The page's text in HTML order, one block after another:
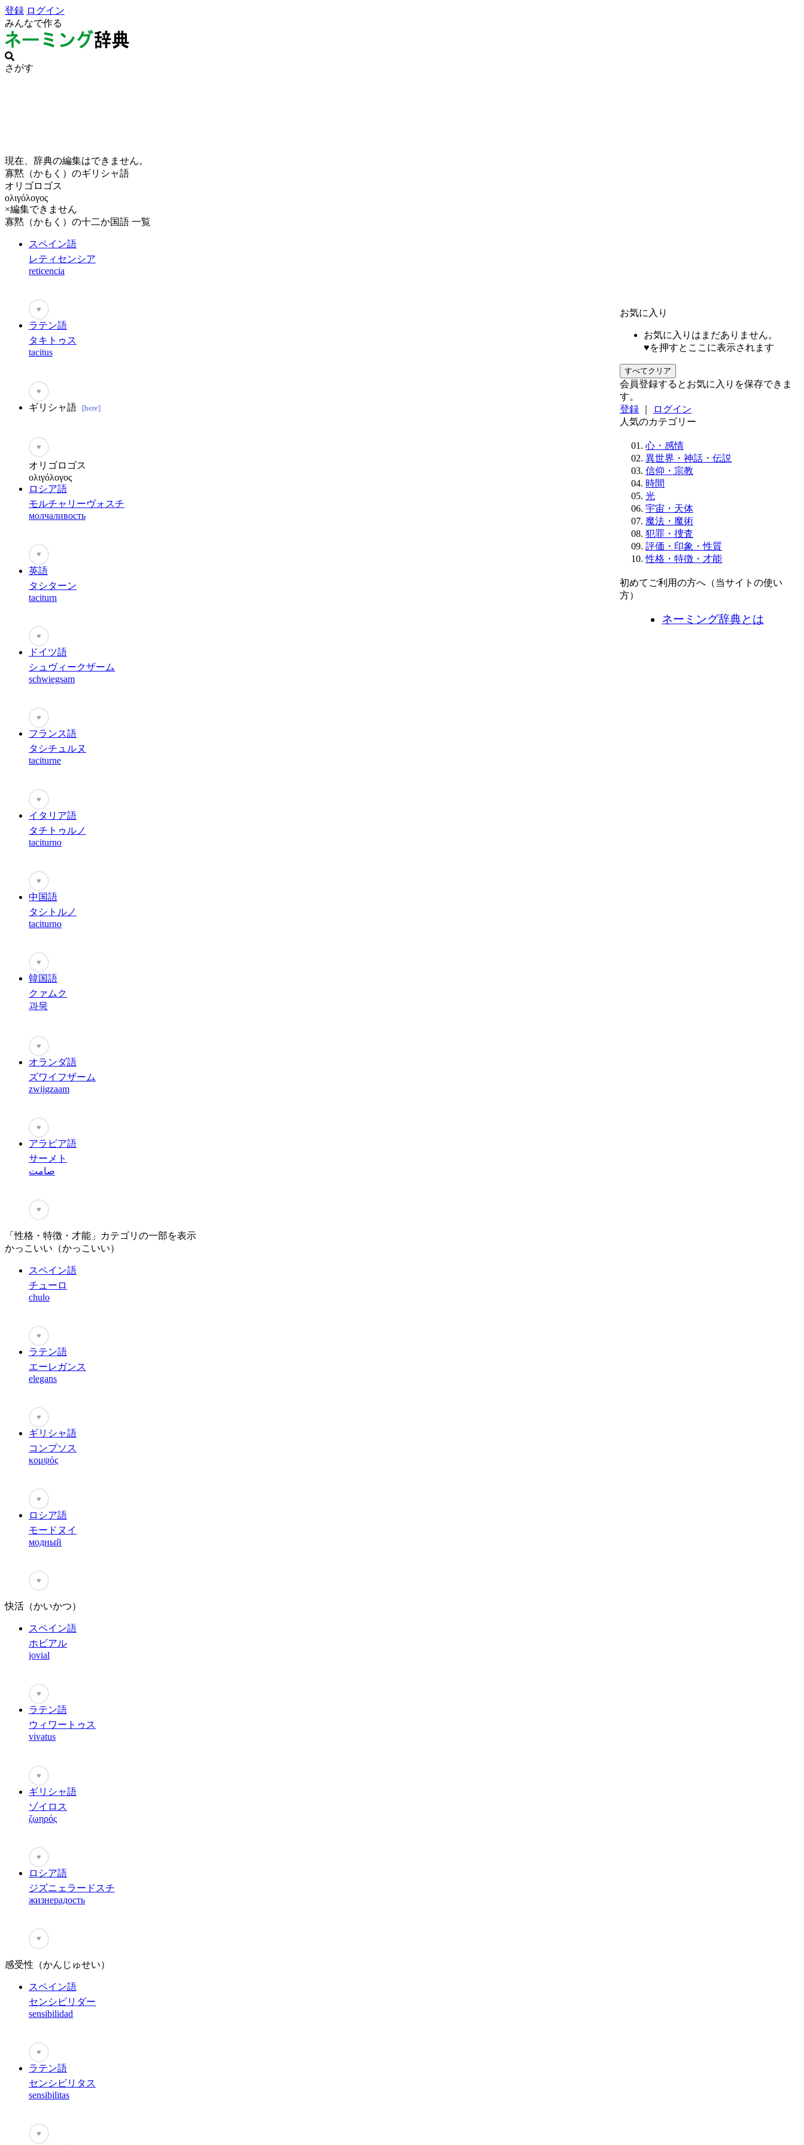
登録 ログイン
みんなで作る
さがす
現在、辞典の編集はできません。
寡黙（かもく）のギリシャ語
オリゴロゴス
ολιγόλογος
×編集できません
寡黙（かもく）の十二か国語 一覧
スペイン語
レティセンシア
reticencia
♥
ラテン語
タキトゥス
tacitus
♥
ギリシャ語 [here]
♥
オリゴロゴス
ολιγόλογος
ロシア語
モルチャリーヴォスチ
молчаливость
♥
英語
タシターン
taciturn
♥
ドイツ語
シュヴィークザーム
schwiegsam
♥
フランス語
タシチュルヌ
taciturne
♥
イタリア語
タチトゥルノ
taciturno
♥
中国語
タシトルノ
taciturno
♥
韓国語
クァムク
과묵
♥
オランダ語
ズワイフザーム
zwijgzaam
♥
アラビア語
サーメト
صامت
♥
「性格・特徴・才能」カテゴリの一部を表示
かっこいい（かっこいい）
スペイン語
チューロ
chulo
♥
ラテン語
エーレガンス
elegans
♥
ギリシャ語
コンプソス
κομψός
♥
ロシア語
モードヌイ
модный
♥
快活（かいかつ）
スペイン語
ホビアル
jovial
♥
ラテン語
ウィワートゥス
vivatus
♥
ギリシャ語
ゾイロス
ζωηρός
♥
ロシア語
ジズニェラードスチ
жизнерадость
♥
感受性（かんじゅせい）
スペイン語
センシビリダー
sensibilidad
♥
ラテン語
センシビリタス
sensibilitas
♥
お気に入り
お気に入りはまだありません。
♥を押すとここに表示されます
すべてクリア
会員登録するとお気に入りを保存できま
す。
登録
ログイン
人気のカテゴリー
心・感情
異世界・神話・伝説
信仰・宗教
時間
光
宇宙・天体
魔法・魔術
犯罪・捜査
評価・印象・性質
性格・特徴・才能
初めてご利用の方へ（当サイトの使い
方）
ネーミング辞典とは